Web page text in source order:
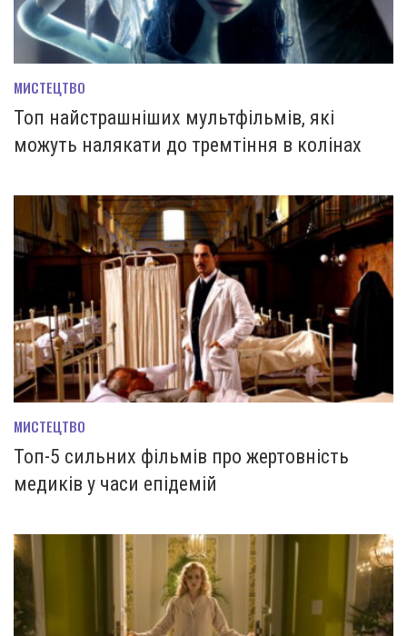
МИСТЕЦТВО
Топ найстрашніших мультфільмів, які
можуть налякати до тремтіння в колінах
МИСТЕЦТВО
Топ-5 сильних фільмів про жертовність
медиків у часи епідемій